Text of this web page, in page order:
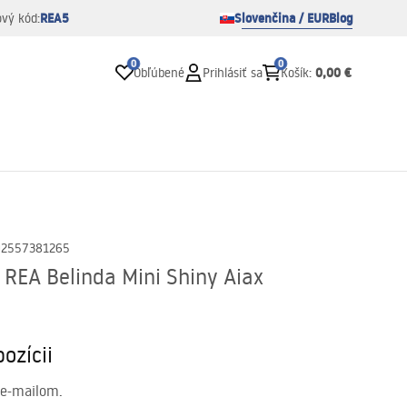
kód:REA5 Slovenčina / EURBlog
0
Obľúbené Prihlásiť sa
0
Košík: 0,00 €
Belinda Mini Shiny Aiax
mailom.